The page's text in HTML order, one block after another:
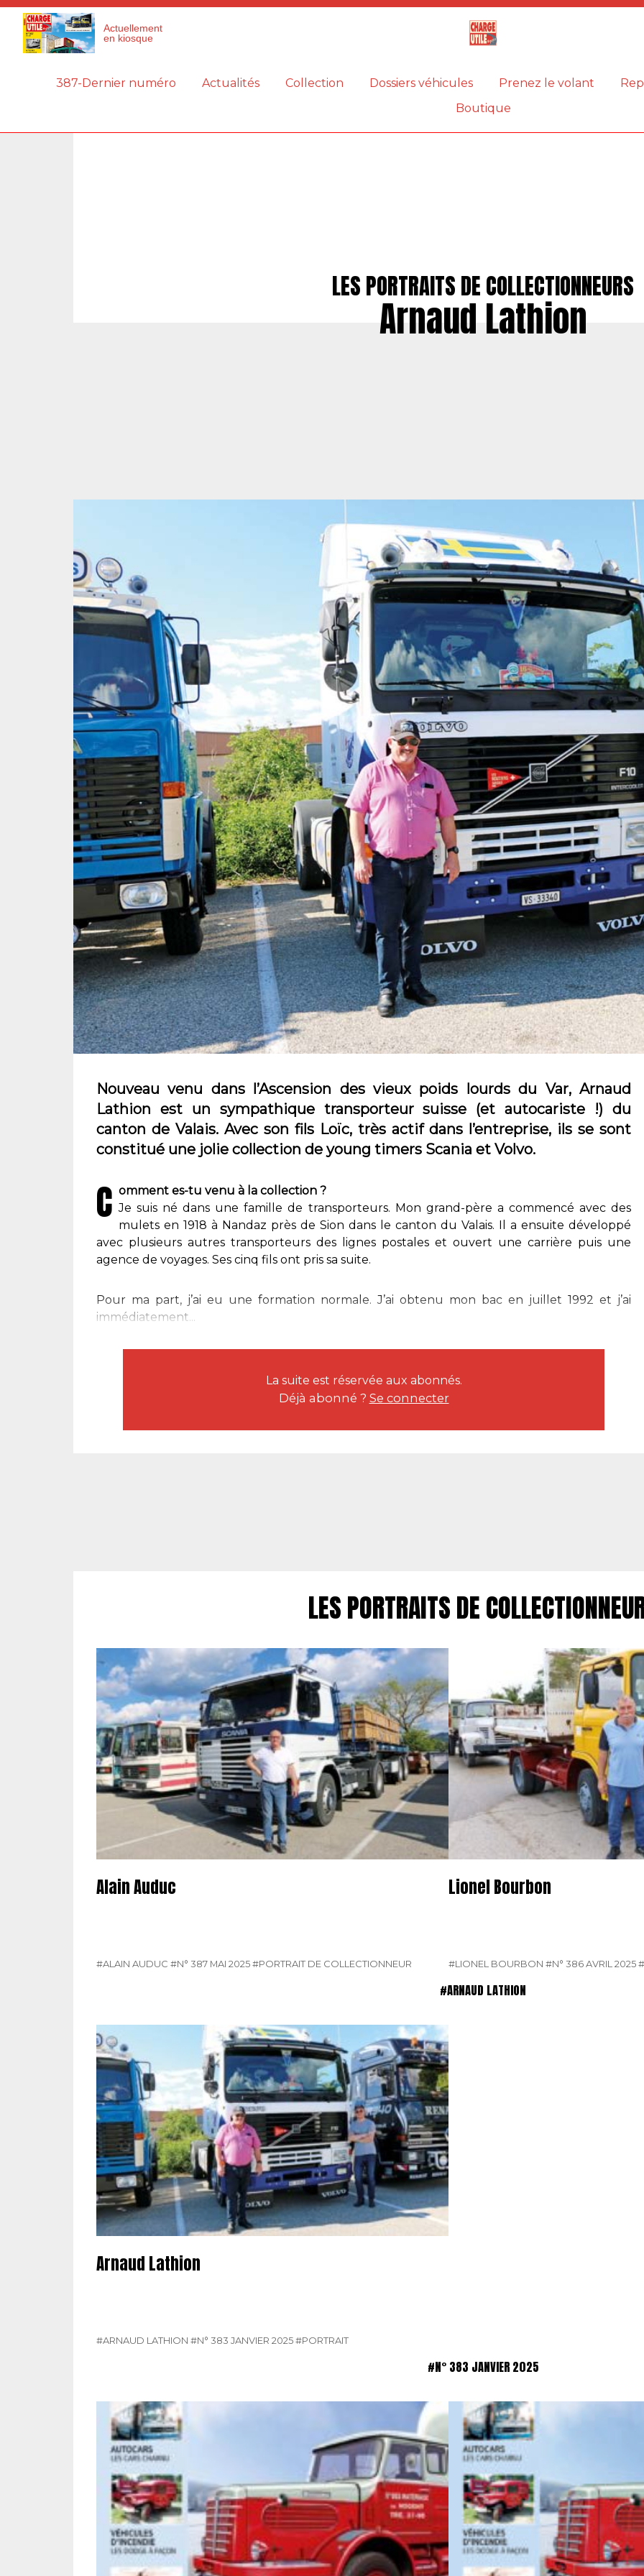
Actuellement
en kiosque
387-Dernier numéro Actualités Collection Dossiers véhicules Prenez le volant
Boutique
LES PORTRAITS DE COLLECTIONNEURS
Arnaud Lathion
Nouveau venu dans l’Ascension des vieux poids lourds du Var, Arnaud
Lathion est un sympathique transporteur suisse (et autocariste !) du
canton de Valais. Avec son fils Loïc, très actif dans l’entreprise, ils se sont
constitué une jolie collection de young timers Scania et Volvo.
C omment es-tu venu à la collection ?
Je suis né dans une famille de transporteurs. Mon grand-père a commencé avec des
mulets en 1918 à Nandaz près de Sion dans le canton du Valais. Il a ensuite développé
avec plusieurs autres transporteurs des lignes postales et ouvert une carrière puis une
agence de voyages. Ses cinq fils ont pris sa suite.
Pour ma part, j’ai eu une formation normale. J’ai obtenu mon bac en juillet 1992 et j’ai
immédiatement...
La suite est réservée aux abonnés.
Déjà abonné ? Se connecter
LES PORTRAITS DE
Alain Auduc
#ALAIN AUDUC #N° 387 MAI 2025#PORTRAIT DE COLLECTIONNEUR
Lionel Bourbon
#LIONEL BOURBON #N° 386 AVRIL 2025
#ARNAUD LATHION
Arnaud Lathion
#ARNAUD LATHION #N° 383 JANVIER 2025#PORTRAIT
#N° 383 JANVIER 2025
Panneau de gestion des cookies